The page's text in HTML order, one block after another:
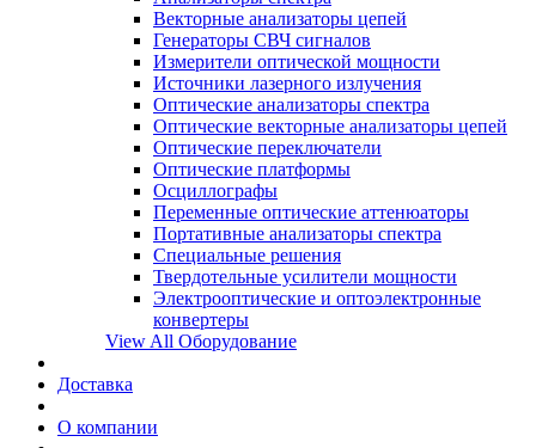
Векторные анализаторы цепей
Генераторы СВЧ сигналов
Измерители оптической мощности
Источники лазерного излучения
Оптические анализаторы спектра
Оптические векторные анализаторы цепей
Оптические переключатели
Оптические платформы
Осциллографы
Переменные оптические аттенюаторы
Портативные анализаторы спектра
Специальные решения
Твердотельные усилители мощности
Электрооптические и оптоэлектронные
конвертеры
View All Оборудование
Доставка
О компании